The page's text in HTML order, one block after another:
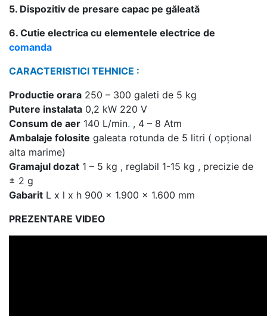
5. Dispozitiv de presare capac pe găleată
6. Cutie electrica cu elementele electrice de
comanda
CARACTERISTICI TEHNICE :
Productie orara 250 – 300 galeti de 5 kg
Putere instalata 0,2 kW 220 V
Consum de aer 140 L/min. , 4 – 8 Atm
Ambalaje folosite galeata rotunda de 5 litri ( opțional
alta marime)
Gramajul dozat 1 – 5 kg , reglabil 1-15 kg , precizie de
± 2 g
Gabarit L x l x h 900 x 1.900 x 1.600 mm
PREZENTARE VIDEO